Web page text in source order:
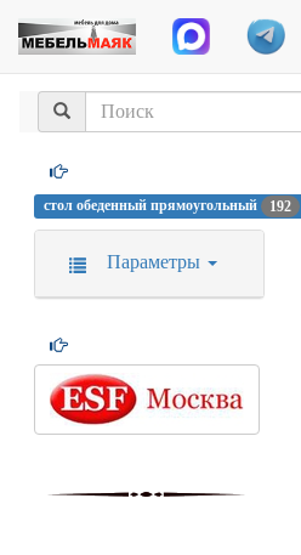
стол обеденный прямоугольный 192
Параметры